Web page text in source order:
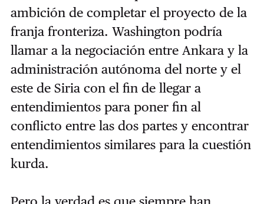
ambición de completar el proyecto de la
franja fronteriza. Washington podría
llamar a la negociación entre Ankara y la
administración autónoma del norte y el
este de Siria con el fin de llegar a
entendimientos para poner fin al
conflicto entre las dos partes y encontrar
entendimientos similares para la cuestión
kurda.
Pero la verdad es que siempre han